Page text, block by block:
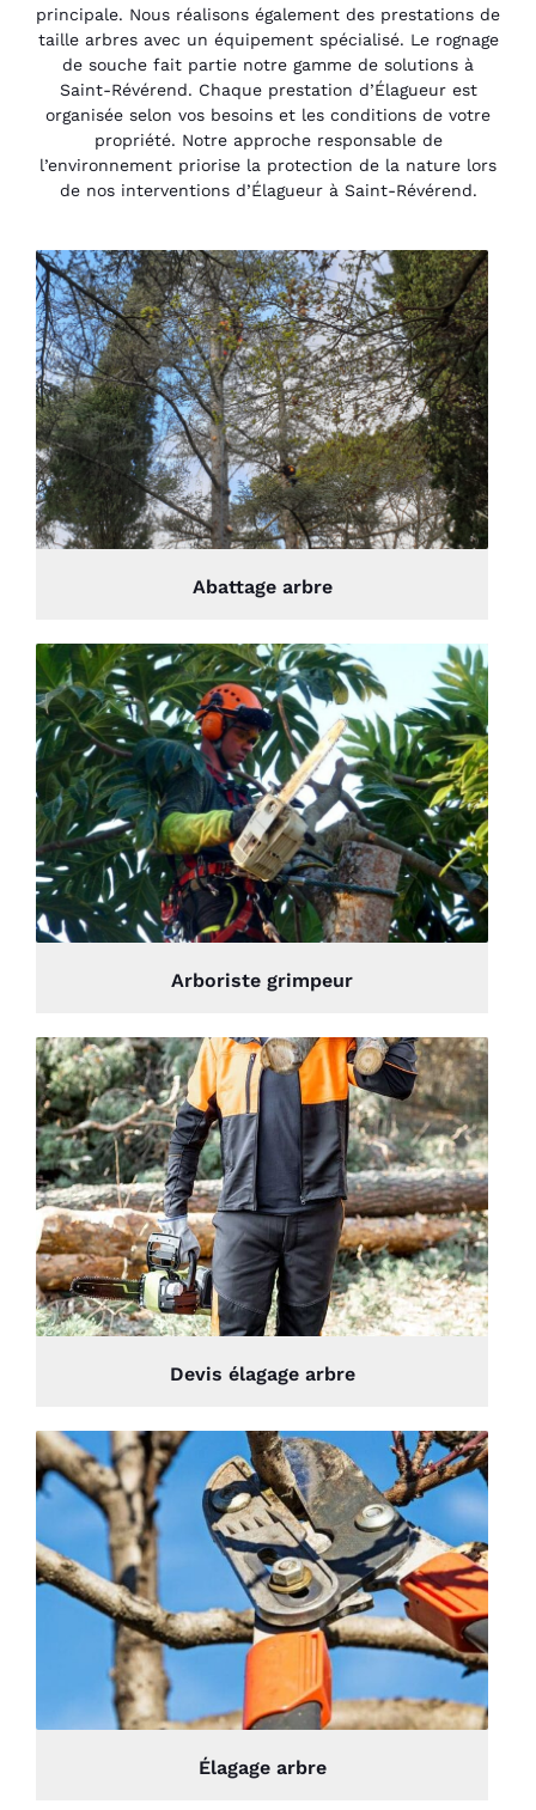
principale. Nous réalisons également des prestations de
taille arbres avec un équipement spécialisé. Le rognage
de souche fait partie notre gamme de solutions à
Saint-Révérend. Chaque prestation d’Élagueur est
organisée selon vos besoins et les conditions de votre
propriété. Notre approche responsable de
l’environnement priorise la protection de la nature lors
de nos interventions d’Élagueur à Saint-Révérend.
Abattage arbre
Arboriste grimpeur
Devis élagage arbre
Élagage arbre